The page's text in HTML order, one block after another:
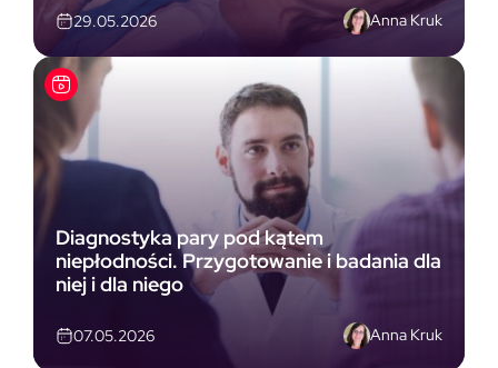
29.05.2026 Anna Kruk
Diagnostyka pary pod kątem
niepłodności. Przygotowanie i badania dla
niej i dla niego
07.05.2026 Anna Kruk